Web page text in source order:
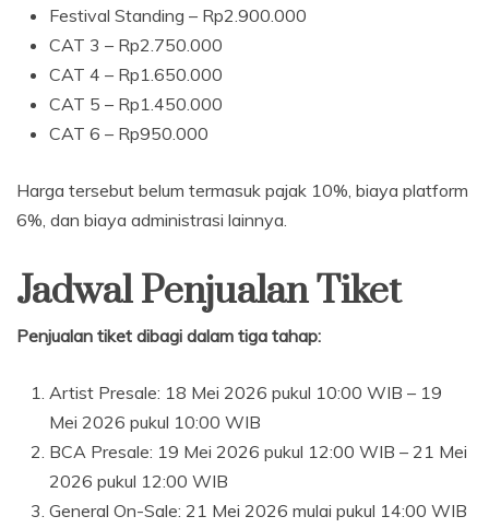
Festival Standing – Rp2.900.000
CAT 3 – Rp2.750.000
CAT 4 – Rp1.650.000
CAT 5 – Rp1.450.000
CAT 6 – Rp950.000
Harga tersebut belum termasuk pajak 10%, biaya platform
6%, dan biaya administrasi lainnya.
Jadwal Penjualan Tiket
Penjualan tiket dibagi dalam tiga tahap:
Artist Presale: 18 Mei 2026 pukul 10:00 WIB – 19
Mei 2026 pukul 10:00 WIB
BCA Presale: 19 Mei 2026 pukul 12:00 WIB – 21 Mei
2026 pukul 12:00 WIB
General On-Sale: 21 Mei 2026 mulai pukul 14:00 WIB